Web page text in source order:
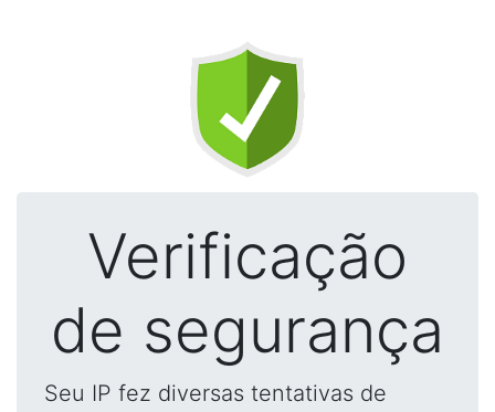
Verificação
de segurança
Seu IP fez diversas tentativas de